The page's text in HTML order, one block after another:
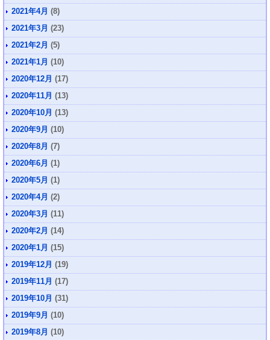
2021年4月 (8)
2021年3月 (23)
2021年2月 (5)
2021年1月 (10)
2020年12月 (17)
2020年11月 (13)
2020年10月 (13)
2020年9月 (10)
2020年8月 (7)
2020年6月 (1)
2020年5月 (1)
2020年4月 (2)
2020年3月 (11)
2020年2月 (14)
2020年1月 (15)
2019年12月 (19)
2019年11月 (17)
2019年10月 (31)
2019年9月 (10)
2019年8月 (10)